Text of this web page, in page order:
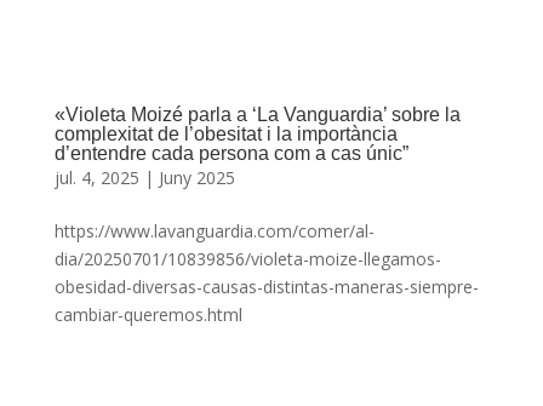
«Violeta Moizé parla a ‘La Vanguardia’ sobre la
complexitat de l’obesitat i la importància
d’entendre cada persona com a cas únic”
jul. 4, 2025 | Juny 2025
https://www.lavanguardia.com/comer/al-
dia/20250701/10839856/violeta-moize-llegamos-
obesidad-diversas-causas-distintas-maneras-siempre-
cambiar-queremos.html